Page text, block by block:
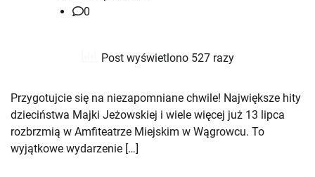
0
Post wyświetlono 527 razy
Przygotujcie się na niezapomniane chwile! Największe hity
dzieciństwa Majki Jeżowskiej i wiele więcej już 13 lipca
rozbrzmią w Amfiteatrze Miejskim w Wągrowcu. To
wyjątkowe wydarzenie […]